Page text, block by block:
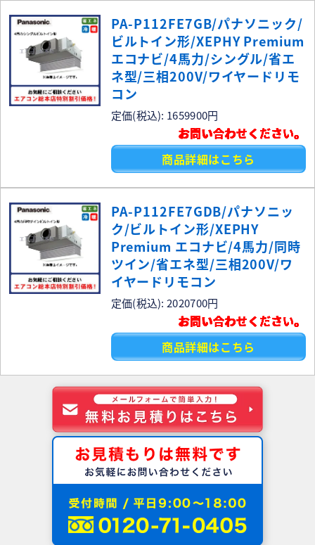
PA-P112FE7GB/パナソニック/
ビルトイン形/XEPHY Premium
エコナビ/4馬力/シングル/省エ
ネ型/三相200V/ワイヤードリモ
コン
定価(税込): 1659900円
お問い合わせください。
商品詳細はこちら
PA-P112FE7GDB/パナソニッ
ク/ビルトイン形/XEPHY
Premium エコナビ/4馬力/同時
ツイン/省エネ型/三相200V/ワ
イヤードリモコン
定価(税込): 2020700円
お問い合わせください。
商品詳細はこちら